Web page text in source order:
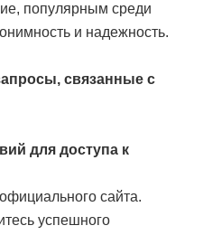
популярным среди
и надежность.
связанные с
для доступа к
сайта.
успешного